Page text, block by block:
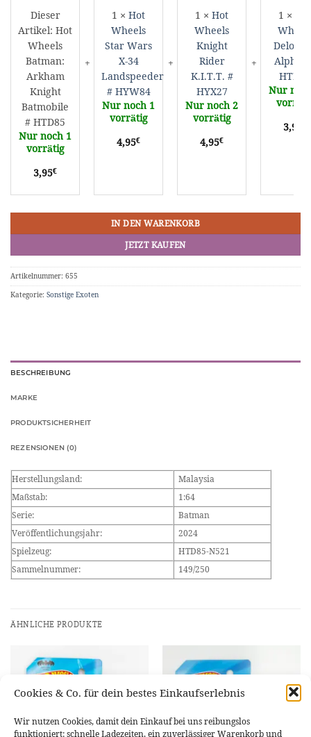
Cookies & Co. für dein bestes Einkaufserlebnis
Wir nutzen Cookies, damit dein Einkauf bei uns reibungslos
funktioniert: schnelle Ladezeiten, ein zuverlässiger Warenkorb und
Batmobile
#
HTD85
Dieser
Artikel: Hot
Wheels
Batman:
Arkham
Knight
Batmobile
# HTD85
Nur noch 1
vorrätig
3,95€
34
Landspeeder
#
HYW84
1 × Hot
Wheels
Star Wars
X-34
Landspeeder
# HYW84
Nur noch 1
vorrätig
4,95€
#
HYX27
1 × Hot
Wheels
Knight
Rider
K.I.T.T. #
HYX27
Nur noch 2
vorrätig
4,95€
1 ×
Alpha5
HTD32
Nur
3,95
IN DEN WARENKORB
JETZT KAUFEN
Artikelnummer: 655
Kategorie: Sonstige Exoten
BESCHREIBUNG
MARKE
PRODUKTSICHERHEIT
REZENSIONEN (0)
Herstellungsland:
Malaysia
Maßstab:
1:64
Serie:
Batman
Veröffentlichungsjahr:
2024
Spielzeug:
HTD85-N521
Sammelnummer:
149/250
ÄHNLICHE PRODUKTE
NICHT VORRÄTIG